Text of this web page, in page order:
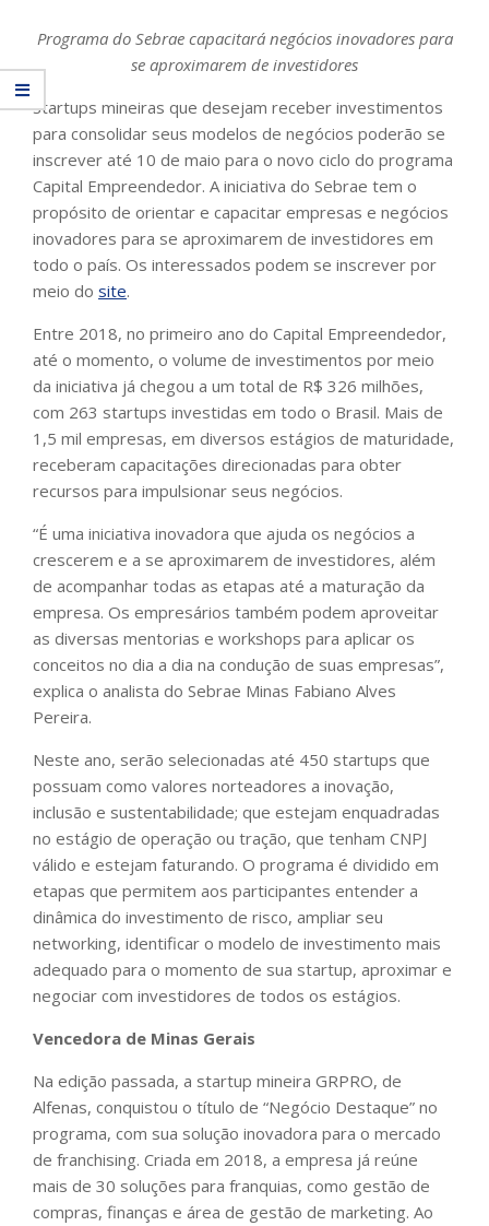
Programa do Sebrae capacitará negócios inovadores para
se aproximarem de investidores
Startups mineiras que desejam receber investimentos
para consolidar seus modelos de negócios poderão se
inscrever até 10 de maio para o novo ciclo do programa
Capital Empreendedor. A iniciativa do Sebrae tem o
propósito de orientar e capacitar empresas e negócios
inovadores para se aproximarem de investidores em
todo o país. Os interessados podem se inscrever por
meio do site.
Entre 2018, no primeiro ano do Capital Empreendedor,
até o momento, o volume de investimentos por meio
da iniciativa já chegou a um total de R$ 326 milhões,
com 263 startups investidas em todo o Brasil. Mais de
1,5 mil empresas, em diversos estágios de maturidade,
receberam capacitações direcionadas para obter
recursos para impulsionar seus negócios.
“É uma iniciativa inovadora que ajuda os negócios a
crescerem e a se aproximarem de investidores, além
de acompanhar todas as etapas até a maturação da
empresa. Os empresários também podem aproveitar
as diversas mentorias e workshops para aplicar os
conceitos no dia a dia na condução de suas empresas”,
explica o analista do Sebrae Minas Fabiano Alves
Pereira.
Neste ano, serão selecionadas até 450 startups que
possuam como valores norteadores a inovação,
inclusão e sustentabilidade; que estejam enquadradas
no estágio de operação ou tração, que tenham CNPJ
válido e estejam faturando. O programa é dividido em
etapas que permitem aos participantes entender a
dinâmica do investimento de risco, ampliar seu
networking, identificar o modelo de investimento mais
adequado para o momento de sua startup, aproximar e
negociar com investidores de todos os estágios.
Vencedora de Minas Gerais
Na edição passada, a startup mineira GRPRO, de
Alfenas, conquistou o título de “Negócio Destaque” no
programa, com sua solução inovadora para o mercado
de franchising. Criada em 2018, a empresa já reúne
mais de 30 soluções para franquias, como gestão de
compras, finanças e área de gestão de marketing. Ao